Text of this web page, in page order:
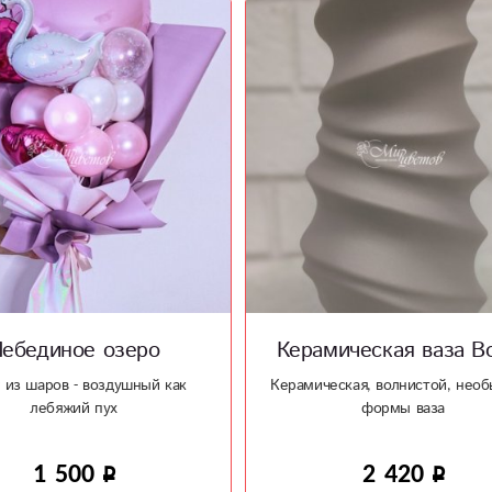
ваза Волна
волнистой, необычной,
формы ваза
2 420
Мамины
Отличный подарок на
ребенка
1 900